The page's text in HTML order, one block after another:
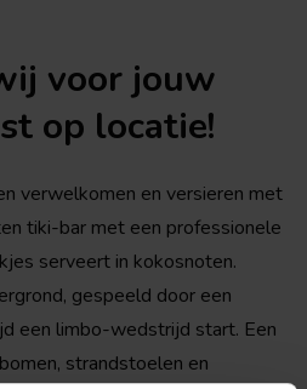
voor jouw
op locatie!
verwelkomen en versieren met
tiki-bar met een professionele
serveert in kokosnoten.
gespeeld door een
een limbo-wedstrijd start. Een
strandstoelen en